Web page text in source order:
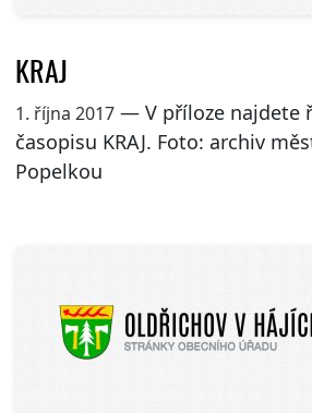
KRAJ
1. října 2017— V příloze najdete
časopisu KRAJ. Foto: archiv
Popelkou